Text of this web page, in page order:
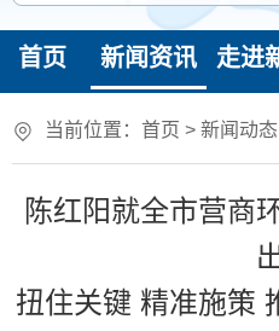
首页 新闻资讯 走进
当前位置： 首页 > 新闻动态
陈红阳就全市营商
扭住关键 精准施策